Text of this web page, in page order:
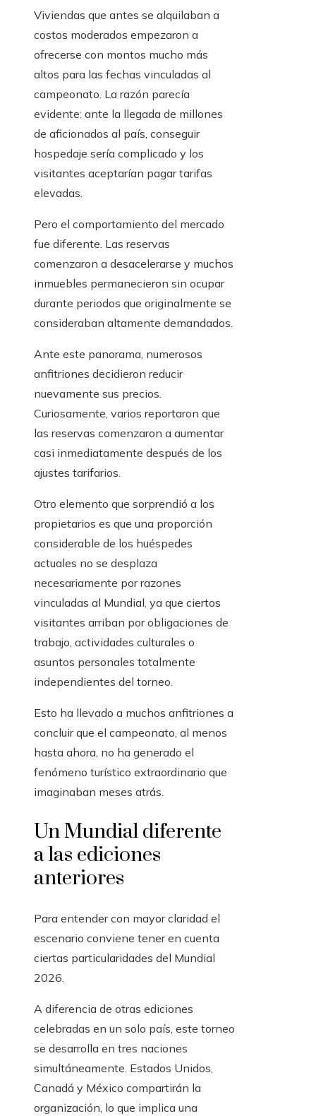
Viviendas que antes se alquilaban a
costos moderados empezaron a
ofrecerse con montos mucho más
altos para las fechas vinculadas al
campeonato. La razón parecía
evidente: ante la llegada de millones
de aficionados al país, conseguir
hospedaje sería complicado y los
visitantes aceptarían pagar tarifas
elevadas.
Pero el comportamiento del mercado
fue diferente. Las reservas
comenzaron a desacelerarse y muchos
inmuebles permanecieron sin ocupar
durante periodos que originalmente se
consideraban altamente demandados.
Ante este panorama, numerosos
anfitriones decidieron reducir
nuevamente sus precios.
Curiosamente, varios reportaron que
las reservas comenzaron a aumentar
casi inmediatamente después de los
ajustes tarifarios.
Otro elemento que sorprendió a los
propietarios es que una proporción
considerable de los huéspedes
actuales no se desplaza
necesariamente por razones
vinculadas al Mundial, ya que ciertos
visitantes arriban por obligaciones de
trabajo, actividades culturales o
asuntos personales totalmente
independientes del torneo.
Esto ha llevado a muchos anfitriones a
concluir que el campeonato, al menos
hasta ahora, no ha generado el
fenómeno turístico extraordinario que
imaginaban meses atrás.
Un Mundial diferente
a las ediciones
anteriores
Para entender con mayor claridad el
escenario conviene tener en cuenta
ciertas particularidades del Mundial
2026.
A diferencia de otras ediciones
celebradas en un solo país, este torneo
se desarrolla en tres naciones
simultáneamente. Estados Unidos,
Canadá y México compartirán la
organización, lo que implica una